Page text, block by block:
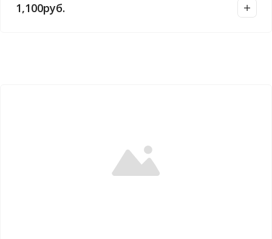
1,100руб.